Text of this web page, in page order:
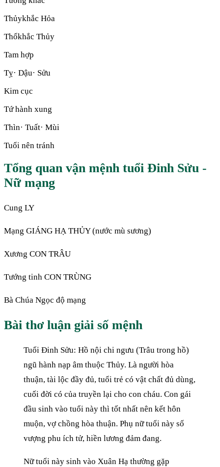
Thủykhắc Hỏa
Thổkhắc Thủy
Tam hợp
Tỵ· Dậu· Sửu
Kim cục
Tứ hành xung
Thìn· Tuất· Mùi
Tuổi nên tránh
Tổng quan vận mệnh tuổi Đinh Sửu -
Nữ mạng
Cung LY
Mạng GIÁNG HẠ THỦY (nước mù sương)
Xương CON TRÂU
Tướng tinh CON TRÙNG
Bà Chúa Ngọc độ mạng
Bài thơ luận giải số mệnh
Tuổi Đinh Sửu: Hồ nội chi ngưu (Trâu trong hồ)
ngũ hành nạp âm thuộc Thủy. Là người hòa
thuận, tài lộc đầy đủ, tuổi trẻ có vật chất đủ dùng,
cuối đời có của truyền lại cho con cháu. Con gái
đầu sinh vào tuổi này thì tốt nhất nên kết hôn
muộn, vợ chồng hòa thuận. Phụ nữ tuổi này số
vượng phu ích tử, hiền lương đảm đang.
Nữ tuổi này sinh vào Xuân Hạ thường gặp